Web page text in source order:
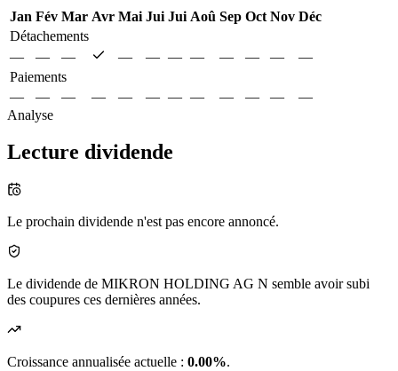
Jan Fév Mar Avr Mai Jui Jui Aoû Sep Oct Nov Déc
Détachements
—
— — — — — — — — —
—
Paiements
—
— — — — — — — — — —
—
Analyse
Lecture dividende
Le prochain dividende n'est pas encore annoncé.
Le dividende de MIKRON HOLDING AG N semble avoir subi
des coupures ces dernières années.
Croissance annualisée actuelle : 0.00%.